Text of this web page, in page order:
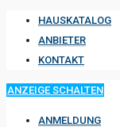
HAUSKATALOG
ANBIETER
KONTAKT
ANZEIGE SCHALTEN
ANMELDUNG